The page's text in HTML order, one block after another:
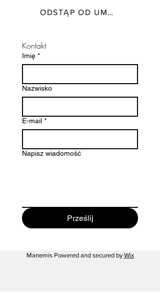
ODSTĄP OD UMOWY TUTAJ
Kontakt
Imię *
Nazwisko
E-mail *
Napisz wiadomość
Prześlij
Manemis Powered and secured by Wix